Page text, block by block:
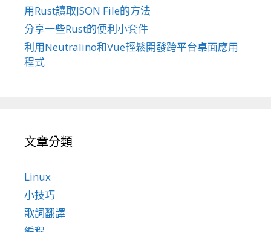
用Rust讀取JSON File的方法
分享一些Rust的便利小套件
利用Neutralino和Vue輕鬆開發跨平台桌面應用
程式
文章分類
Linux
小技巧
歌詞翻譯